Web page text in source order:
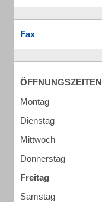
Fax
ÖFFNUNGSZEITEN
Montag
Dienstag
Mittwoch
Donnerstag
Freitag
Samstag